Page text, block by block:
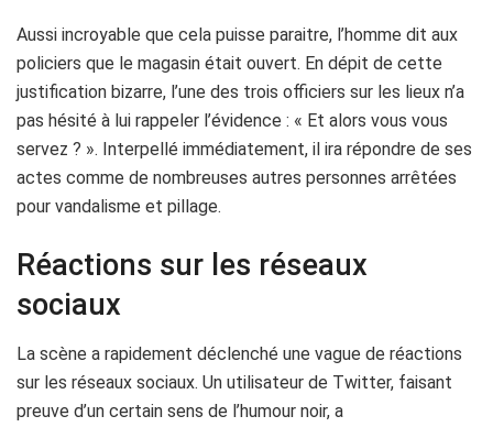
Aussi incroyable que cela puisse paraitre, l’homme dit aux
policiers que le magasin était ouvert. En dépit de cette
justification bizarre, l’une des trois officiers sur les lieux n’a
pas hésité à lui rappeler l’évidence : « Et alors vous vous
servez ? ». Interpellé immédiatement, il ira répondre de ses
actes comme de nombreuses autres personnes arrêtées
pour vandalisme et pillage.
Réactions sur les réseaux
sociaux
La scène a rapidement déclenché une vague de réactions
sur les réseaux sociaux. Un utilisateur de Twitter, faisant
preuve d’un certain sens de l’humour noir, a